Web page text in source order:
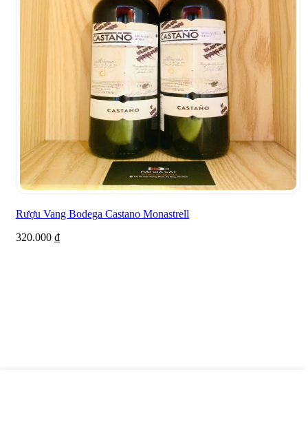
Rượu Vang Bodega Castano Monastrell
320.000 ₫